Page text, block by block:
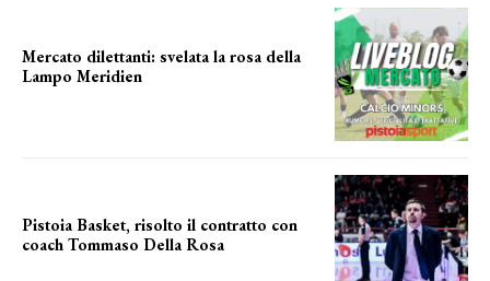
Mercato dilettanti: svelata la rosa della
Lampo Meridien
Pistoia Basket, risolto il contratto con
coach Tommaso Della Rosa